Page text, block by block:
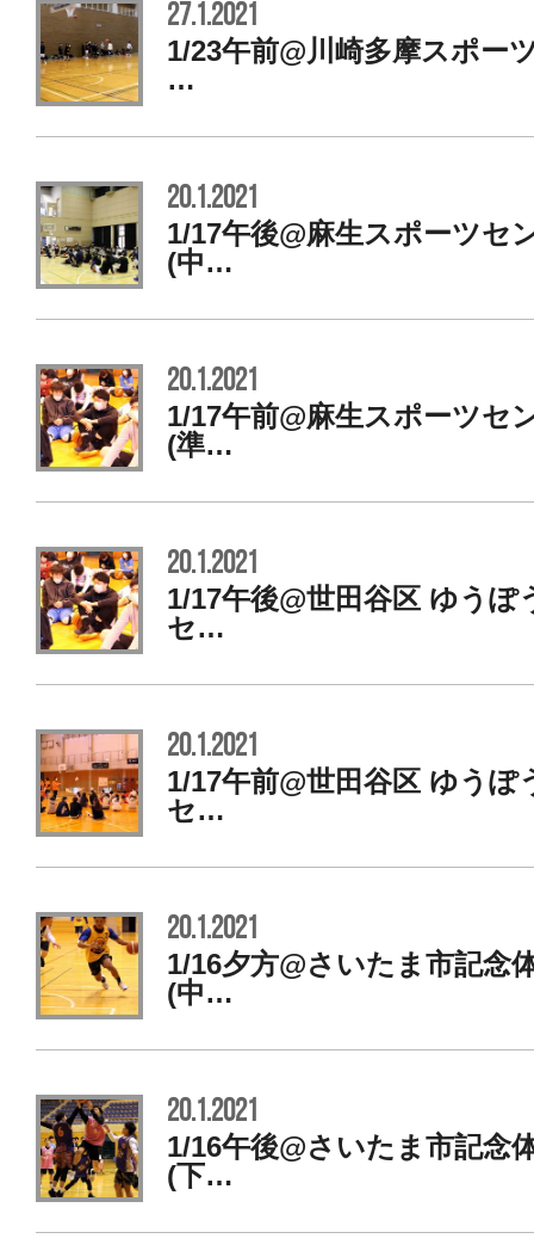
27.1.2021
1/23午前@川崎多摩スポ
…
20.1.2021
1/17午後@麻生スポーツ
(中…
20.1.2021
1/17午前@麻生スポーツ
(準…
20.1.2021
1/17午後@世田谷区 ゆうぽ
セ…
20.1.2021
1/17午前@世田谷区 ゆうぽ
セ…
20.1.2021
1/16夕方@さいたま市記
(中…
20.1.2021
1/16午後@さいたま市記
(下…